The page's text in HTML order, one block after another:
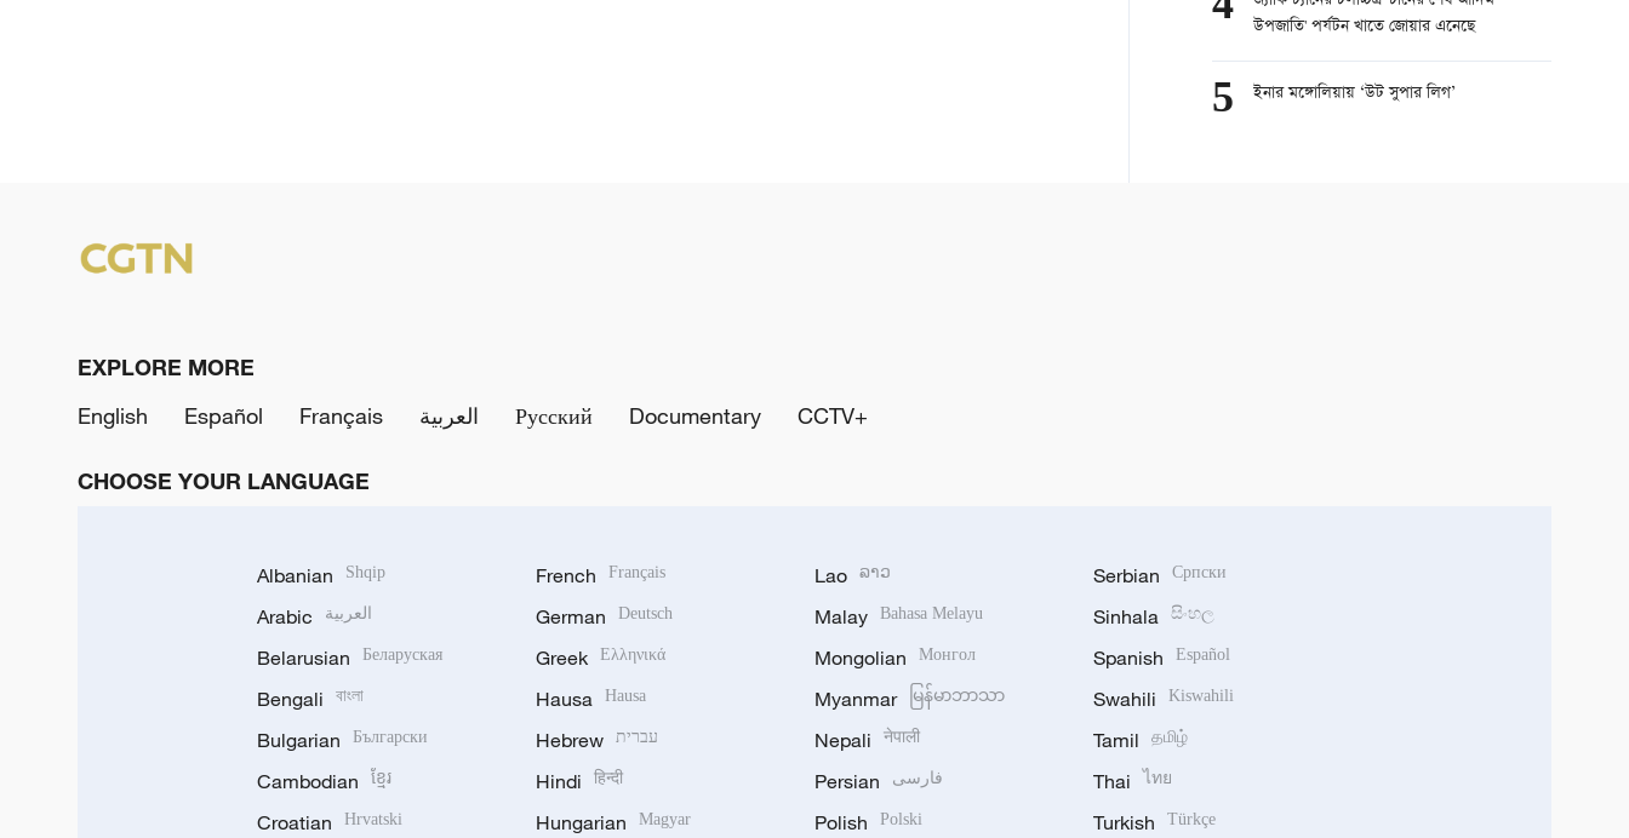
উপজাতি' পর্যটন খাতে জোয়ার এনেছে
5 ইনার মঙ্গোলিয়ায় ‘উট সুপার লিগ’
EXPLORE MORE
English
Español Français العربية Русский Documentary CCTV+
CHOOSE YOUR LANGUAGE
Albanian Shqip
Arabic العربية
Belarusian Беларуская
Bengali বাংলা
Bulgarian Български
Cambodian ខ្មែរ
Croatian Hrvatski
French Français
German Deutsch
Greek Ελληνικά
Hausa Hausa
Hebrew עברית
Hindi हिन्दी
Hungarian Magyar
Lao ລາວ
Malay Bahasa Melayu
Mongolian Монгол
Myanmar မြန်မာဘာသာ
Nepali नेपाली
Persian فارسی
Polish Polski
Serbian Српски
Sinhala සිංහල
Spanish Español
Swahili Kiswahili
Tamil தமிழ்
Thai ไทย
Turkish Türkçe